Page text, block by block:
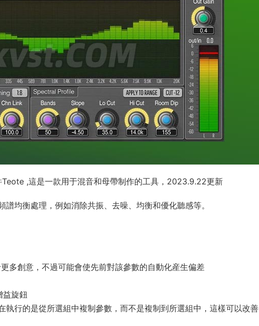
,這是一款用于混音和母帶制作的工具，2023.9.22更新
均衡處理，例如消除共振、去噪、均衡和優化聽感等。
多創意，不過可能會使先前對該參數的自動化産生偏差
益旋鈕
執行的是從所選組中複制參數，而不是複制到所選組中，這樣可以改善